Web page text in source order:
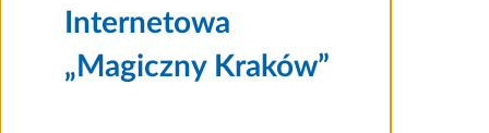
Internetowa
„Magiczny Kraków”